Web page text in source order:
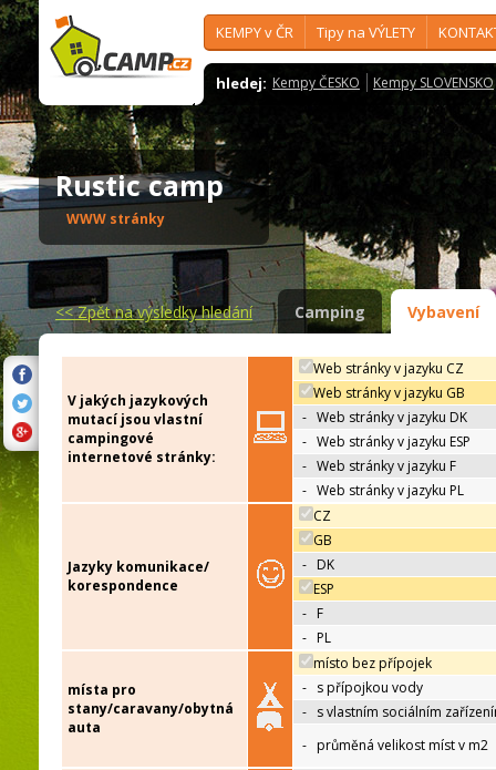
KEMPY v ČR Tipy na VÝLETY
hledej: Kempy ČESKO Kempy SLOVENSKO
Rustic camp
WWW stránky
<<Zpět na výsledky hledání Camping Vybavení
V jakých jazykových
mutací jsou vlastní
campingové
internetové stránky:
Web stránky v jazyku CZ
Web stránky v jazyku GB
- Web stránky v jazyku DK
- Web stránky v jazyku ESP
- Web stránky v jazyku F
- Web stránky v jazyku PL
Jazyky komunikace/
korespondence
CZ
GB
- DK
ESP
- F
- PL
místa pro
stany/caravany/obytná
auta
místo bez přípojek
- s přípojkou vody
- s vlastním sociálním
- průměná velikost míst v m2